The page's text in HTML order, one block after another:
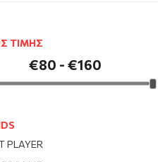
ΤΙΜΗΣ
PLAYER